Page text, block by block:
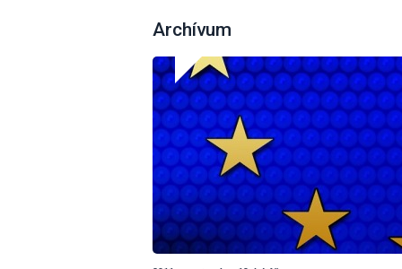
Archívum